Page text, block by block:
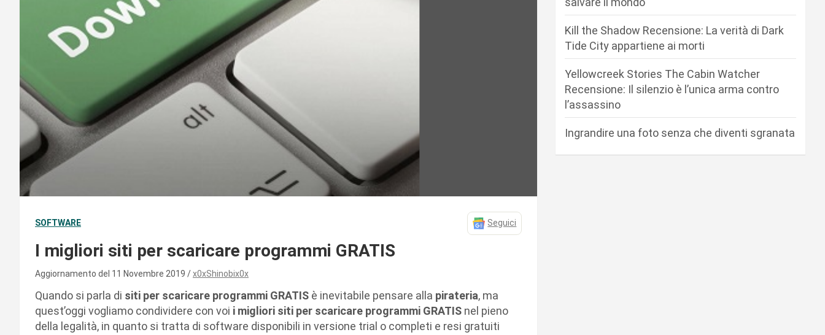
SOFTWARE Seguici
I migliori siti per scaricare programmi GRATIS
Aggiornamento del 11 Novembre 2019 x0xShinobix0x
Quando si parla di siti per scaricare programmi GRATIS è inevitabile pensare alla pirateria, ma
quest’oggi vogliamo condividere con voi i migliori siti per scaricare programmi GRATIS nel pieno
della legalità, in quanto si tratta di software disponibili in versione trial o completi e resi gratuiti
Kill the Shadow Recensione: La verità di Dark
Tide City appartiene ai morti
Yellowcreek Stories The Cabin Watcher
Recensione: Il silenzio è l’unica arma contro
l’assassino
Ingrandire una foto senza che diventi sgranata